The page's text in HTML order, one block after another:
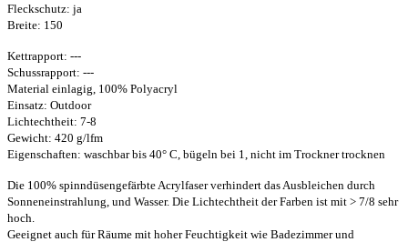
Fleckschutz: ja
Breite: 150
Kettrapport: ---
Schussrapport: ---
Material einlagig, 100% Polyacryl
Einsatz: Outdoor
Lichtechtheit: 7-8
Gewicht: 420 g/lfm
Eigenschaften: waschbar bis 40° C, bügeln bei 1, nicht im Trockner trocknen
Die 100% spinndüsengefärbte Acrylfaser verhindert das Ausbleichen durch
Sonneneinstrahlung, und Wasser. Die Lichtechtheit der Farben ist mit > 7/8 sehr
hoch.
Geeignet auch für Räume mit hoher Feuchtigkeit wie Badezimmer und